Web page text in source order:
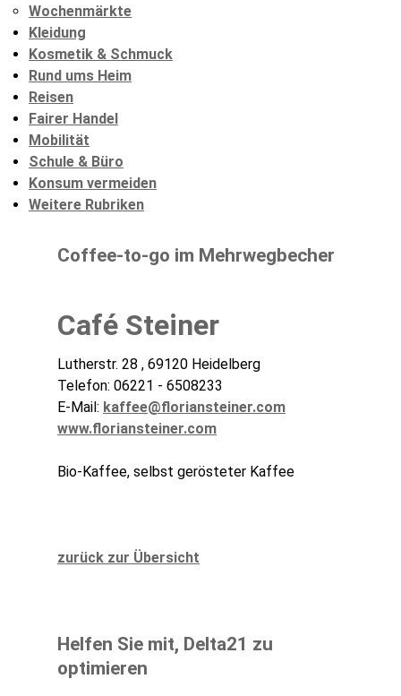
Wochenmärkte
Kleidung
Kosmetik & Schmuck
Rund ums Heim
Reisen
Fairer Handel
Mobilität
Schule & Büro
Konsum vermeiden
Weitere Rubriken
Coffee-to-go im Mehrwegbecher
Café Steiner
Lutherstr. 28 , 69120 Heidelberg
Telefon: 06221 - 6508233
E-Mail: kaffee@floriansteiner.com
www.floriansteiner.com
Bio-Kaffee, selbst gerösteter Kaffee
zurück zur Übersicht
Helfen Sie mit, Delta21 zu
optimieren